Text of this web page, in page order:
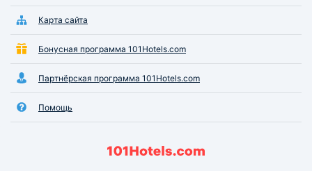
Карта сайта
Бонусная программа 101Hotels.com
Партнёрская программа 101Hotels.com
Помощь